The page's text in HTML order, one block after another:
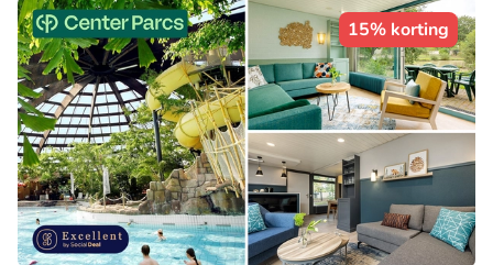
15% korting